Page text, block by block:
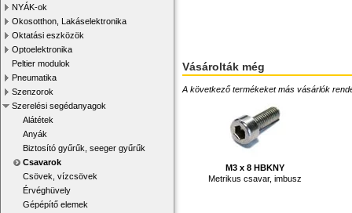
NYÁK-ok
Okosotthon, Lakáselektronika
Oktatási eszközök
Optoelektronika
Peltier modulok
Pneumatika
Szenzorok
Szerelési segédanyagok
Alátétek
Anyák
Biztosító gyűrűk, seeger gyűrűk
Csavarok
Csövek, vízcsövek
Érvéghüvely
Gépépítő elemek
Vásárolták még
A következő termékeket más vásárlók
M3 x 8 HBKNY
Metrikus csavar, imbusz